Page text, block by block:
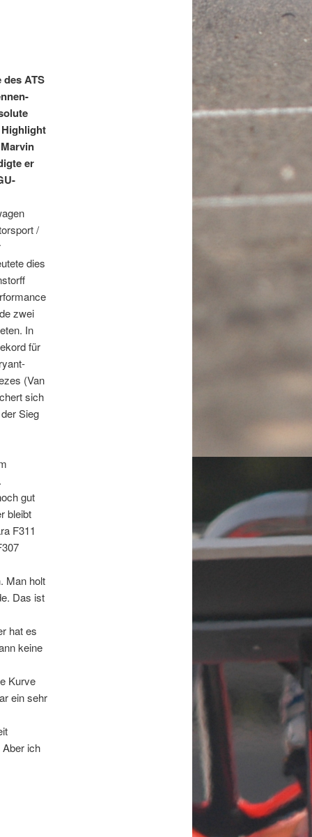
ATS
er
/
dies
zwei
In
für
(Van
sich
Sieg
gut
bleibt
F311
Man holt
Das ist
hat es
keine
Kurve
ein sehr
ich